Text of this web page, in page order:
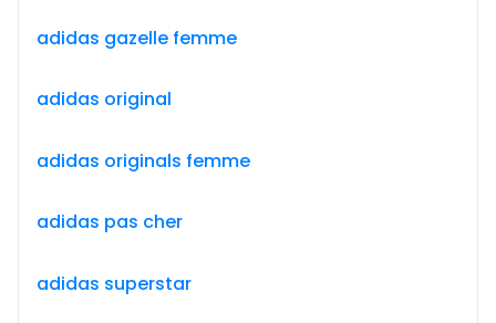
adidas gazelle femme
adidas original
adidas originals femme
adidas pas cher
adidas superstar